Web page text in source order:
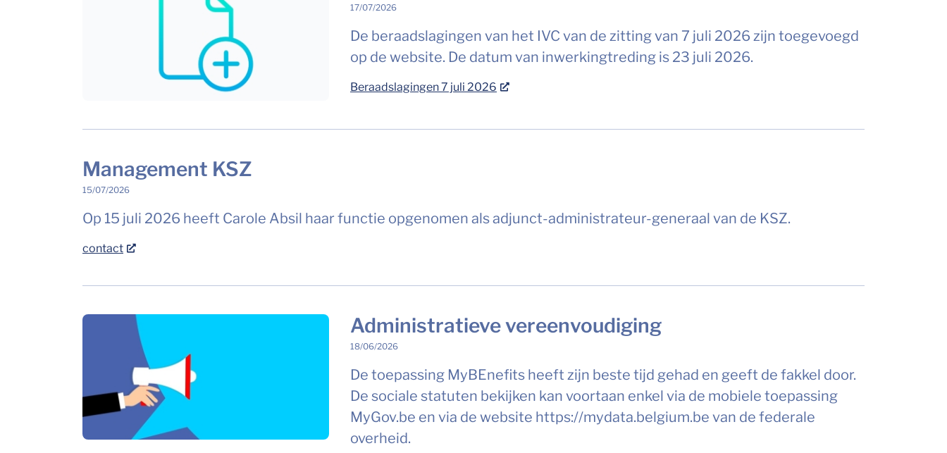
17/07/2026
De beraadslagingen van het IVC van de zitting van 7 juli 2026 zijn toegevoegd
op de website. De datum van inwerkingtreding is 23 juli 2026.
Beraadslagingen 7 juli 2026
Management KSZ
15/07/2026
Op 15 juli 2026 heeft Carole Absil haar functie opgenomen als adjunct-administrateur-generaal van de KSZ.
contact
Administratieve vereenvoudiging
18/06/2026
De toepassing MyBEnefits heeft zijn beste tijd gehad en geeft de fakkel door.
De sociale statuten bekijken kan voortaan enkel via de mobiele toepassing
MyGov.be en via de website https://mydata.belgium.be van de federale
overheid.